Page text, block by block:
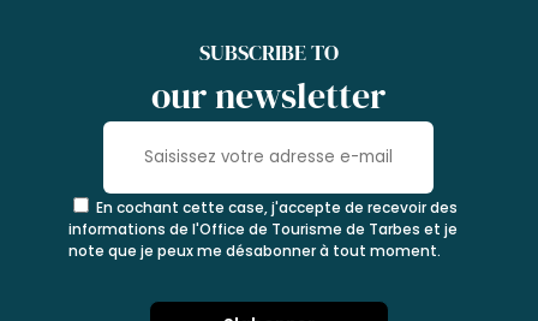
SUBSCRIBE TO
our newsletter
En cochant cette case, j'accepte de recevoir des
informations de l'Office de Tourisme de Tarbes et je
note que je peux me désabonner à tout moment.